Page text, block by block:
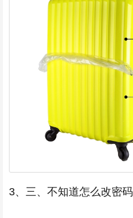
3、三、不知道怎么改密码